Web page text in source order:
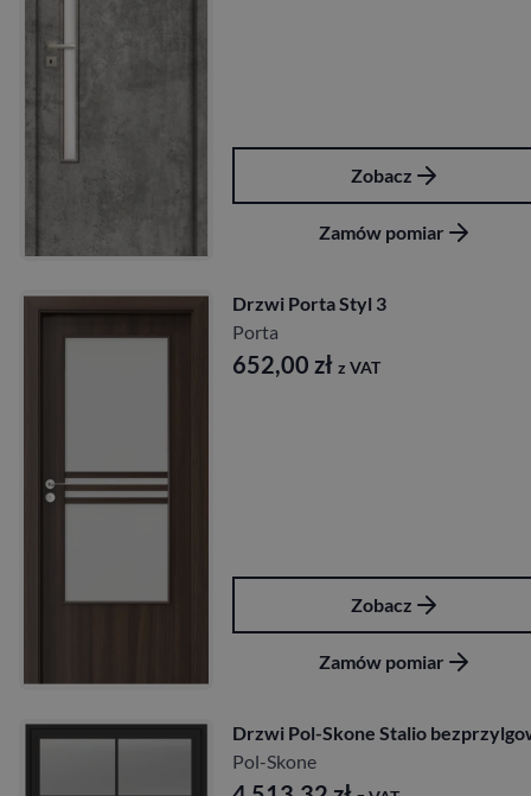
Zobacz
Zamów pomiar
Drzwi Porta Styl 3
Porta
652,00 zł z VAT
Zobacz
Zamów pomiar
Drzwi Pol-Skone Stalio
Pol-Skone